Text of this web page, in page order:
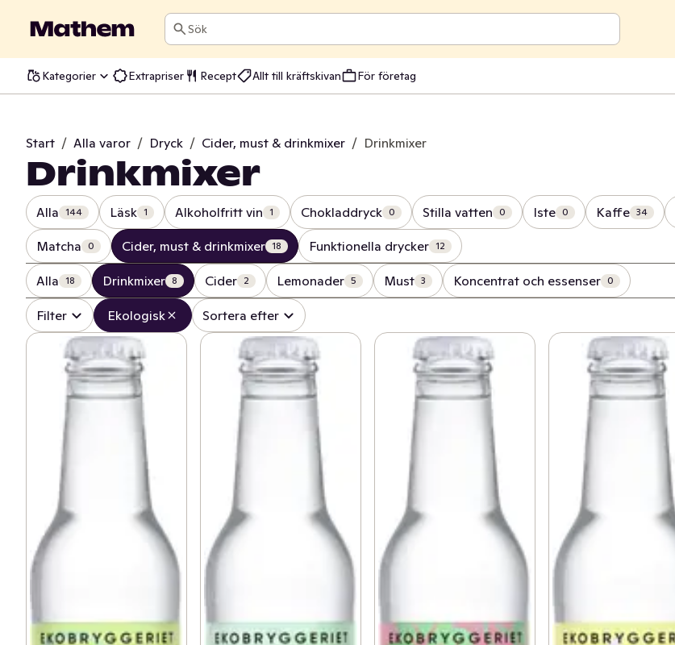
Sök
Kategorier Extrapriser Recept Allt till kräftskivan För företag
Start / Alla varor / Dryck / Cider, must & drinkmixer / Drinkmixer
Drinkmixer
Alla 144 Läsk 1 Alkoholfritt vin 1 Chokladdryck 0 Stilla vatten 0 Iste 0 Kaffe 34
Matcha 0 Cider, must & drinkmixer 18 Funktionella drycker 12
Alla 18 Drinkmixer 8 Cider 2 Lemonader 5 Must 3 Koncentrat och essenser 0
Filter Sortera efter
Ekologisk